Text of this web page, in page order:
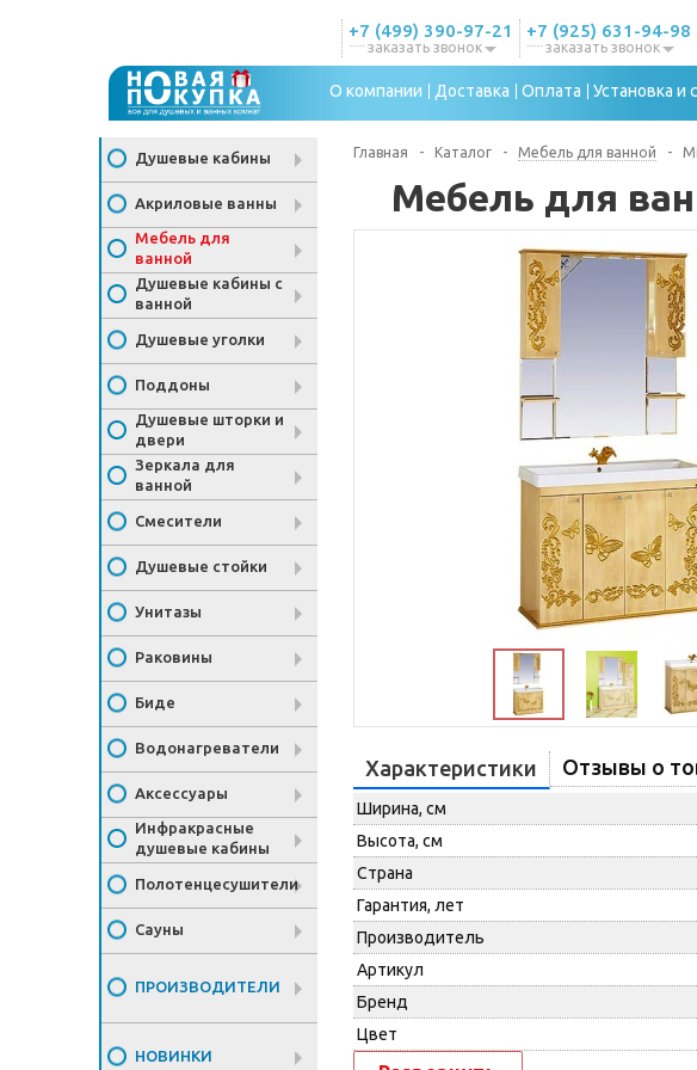
+7 (499) 390-97-21
заказать звонок
+7 (925) 631-94-98
заказать звонок
О компании Доставка Оплата Установка и
Душевые кабины
Акриловые ванны
Мебель для
ванной
Душевые кабины с
ванной
Душевые уголки
Поддоны
Душевые шторки и
двери
Зеркала для
ванной
Смесители
Душевые стойки
Унитазы
Раковины
Биде
Водонагреватели
Аксессуары
Инфракрасные
душевые кабины
Полотенцесушители
Сауны
ПРОИЗВОДИТЕЛИ
НОВИНКИ
Главная - Каталог - Мебель для ванной -
Мебель для
Характеристики Отзывы о
Ширина, см
Высота, см
Страна
Гарантия, лет
Производитель
Артикул
Бренд
Цвет